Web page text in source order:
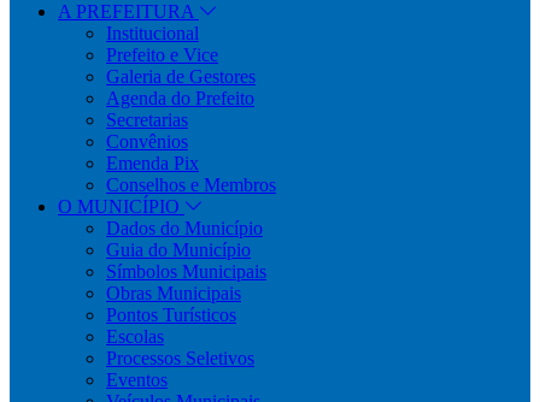
A PREFEITURA
Institucional
Prefeito e Vice
Galeria de Gestores
Agenda do Prefeito
Secretarias
Convênios
Emenda Pix
Conselhos e Membros
O MUNICÍPIO
Dados do Município
Guia do Município
Símbolos Municipais
Obras Municipais
Pontos Turísticos
Escolas
Processos Seletivos
Eventos